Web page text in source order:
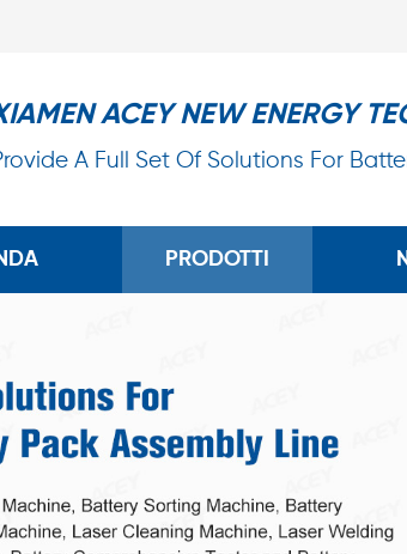
ACEY NEW ENERGY
A Full Set Of Solutions For
PRODOTTI